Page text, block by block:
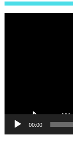
00:00